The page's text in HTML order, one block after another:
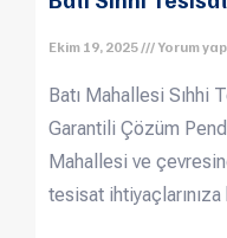
Ekim 19, 2025 Yorum
Batı Mahallesi Sıhhi
Garantili Çözüm
Mahallesi ve
tesisat ihtiyaçlarınıza